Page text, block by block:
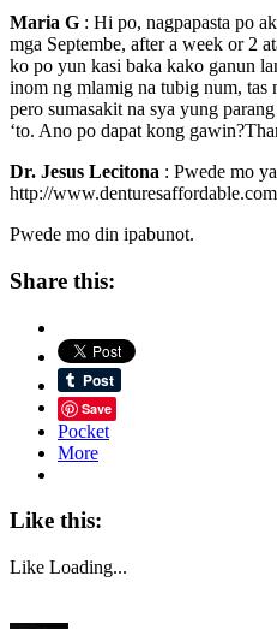
Maria G : Hi po, nagpapasta po
mga Septembe, after a week or 2
ko po yun kasi baka kako ganun
inom ng mlamig na tubig num, tas
pero sumasakit na sya yung
‘to. Ano po dapat kong
Dr. Jesus Lecitona : Pwede mo
http://
Pwede mo din ipabunot.
Share this:
Save
Pocket
More
Like this:
Like Loading...